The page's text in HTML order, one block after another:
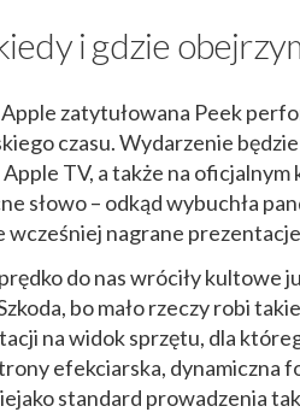
i gdzie
zatytułowana Peek
czasu. Wydarzenie
TV, a także na oficjalnym
słowo – odkąd wybuchła
wcześniej nagrane
do nas wróciły kultowe
bo mało rzeczy robi
na widok sprzętu, dla
efekciarska, dynamiczna
standard prowadzenia